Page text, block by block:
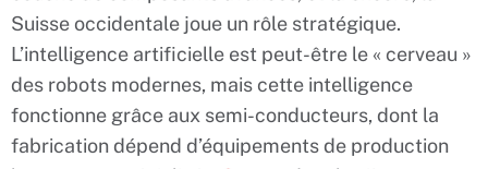
Suisse occidentale joue un rôle stratégique.
L’intelligence artificielle est peut-être le « cerveau »
des robots modernes, mais cette intelligence
fonctionne grâce aux semi-conducteurs, dont la
fabrication dépend d’équipements de production